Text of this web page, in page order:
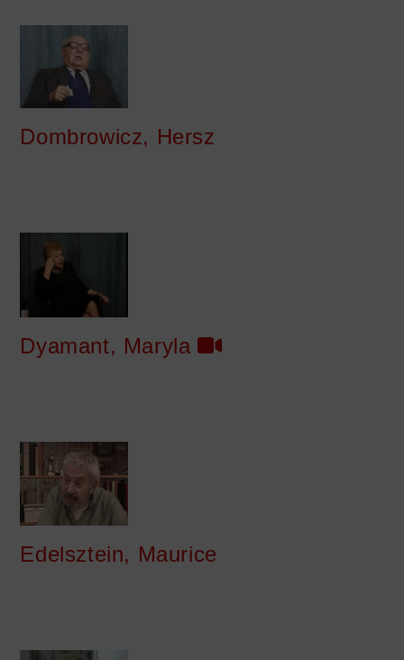
Dombrowicz, Hersz
Dyamant, Maryla
Edelsztein, Maurice